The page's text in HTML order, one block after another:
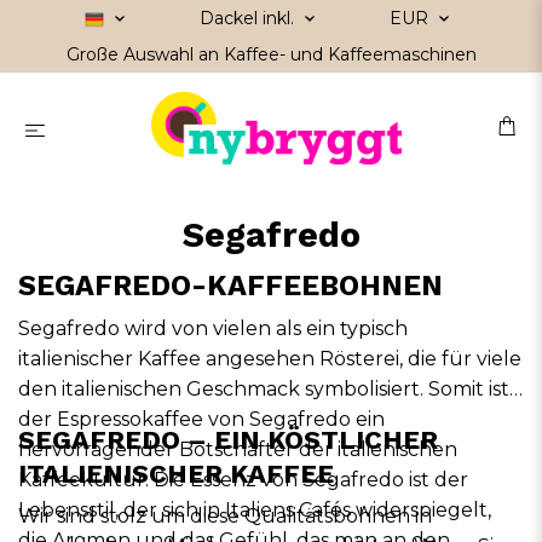
Dackel inkl.
EUR
Große Auswahl an Kaffee- und Kaffeemaschinen
Segafredo
SEGAFREDO-KAFFEEBOHNEN
Segafredo wird von vielen als ein typisch
italienischer Kaffee angesehen Rösterei, die für viele
den italienischen Geschmack symbolisiert. Somit ist
der Espressokaffee von Segafredo ein
hervorragender Botschafter der italienischen
Kaffeekultur. Die Essenz von Segafredo ist der
Lebensstil, der sich in Italiens Cafés widerspiegelt,
SEGAFREDO – EIN KÖSTLICHER
ITALIENISCHER KAFFEE
Wir sind stolz um diese Qualitätsbohnen in